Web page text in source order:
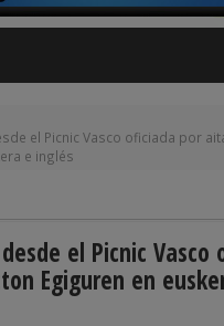
el Picnic Vasco oficiada por
e inglés
el Picnic Vasco
Egiguren en